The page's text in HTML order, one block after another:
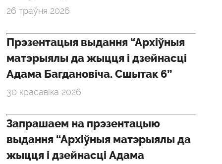
26 траўня 2026
Прэзентацыя выдання “Архіўныя
матэрыялы да жыцця і дзейнасці
Адама Багдановіча. Сшытак 6”
30 красавіка 2026
Запрашаем на прэзентацыю
выдання “Архіўныя матэрыялы да
жыцця і дзейнасці Адама